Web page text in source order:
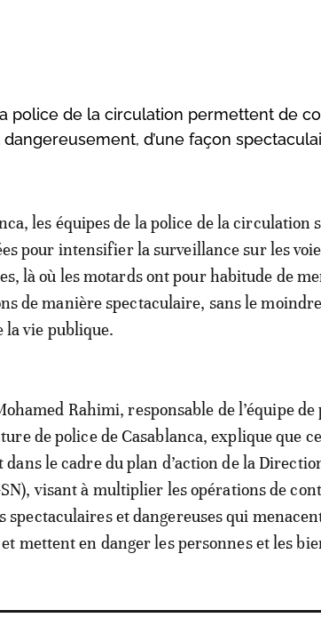
police de la circulation permettent de
d’une façon
les équipes de la police de la circulation
pour intensifier la surveillance sur les
là où les motards ont pour habitude de
de manière spectaculaire, sans le
la vie publique.
Rahimi, responsable de l’équipe de
de police de Casablanca, explique que
le cadre du plan d’action de la
visant à multiplier les opérations de
spectaculaires et dangereuses qui
mettent en danger les personnes et les